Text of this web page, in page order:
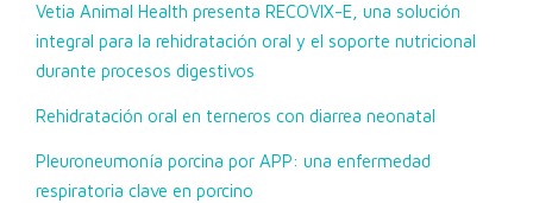
Vetia Animal Health presenta RECOVIX-E, una solución
integral para la rehidratación oral y el soporte nutricional
durante procesos digestivos
Rehidratación oral en terneros con diarrea neonatal
Pleuroneumonía porcina por APP: una enfermedad
respiratoria clave en porcino